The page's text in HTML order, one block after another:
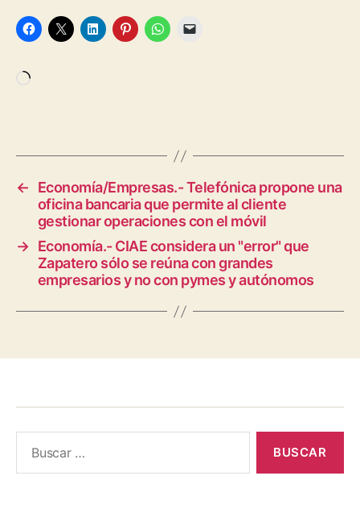
←
Economía/Empresas.- Telefónica propone una
oficina bancaria que permite al cliente
gestionar operaciones con el móvil
→ Economía.- CIAE considera un "error" que
Zapatero sólo se reúna con grandes
empresarios y no con pymes y autónomos